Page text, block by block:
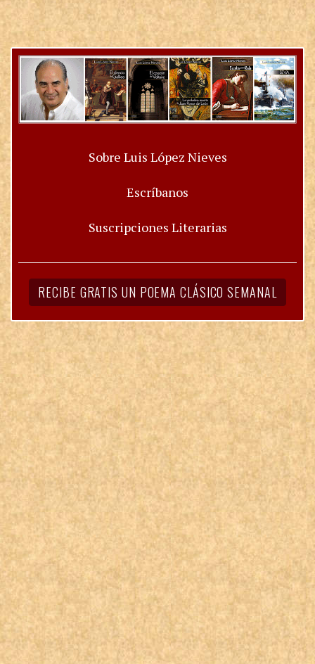
Sobre Luis López Nieves
Escríbanos
Suscripciones Literarias
RECIBE GRATIS UN POEMA CLÁSICO SEMANAL